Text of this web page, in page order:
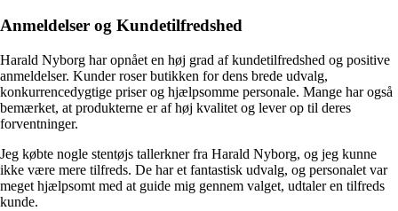
Anmeldelser og Kundetilfredshed
Harald Nyborg har opnået en høj grad af kundetilfredshed og positive
anmeldelser. Kunder roser butikken for dens brede udvalg,
konkurrencedygtige priser og hjælpsomme personale. Mange har også
bemærket, at produkterne er af høj kvalitet og lever op til deres
forventninger.
Jeg købte nogle stentøjs tallerkner fra Harald Nyborg, og jeg kunne
ikke være mere tilfreds. De har et fantastisk udvalg, og personalet var
meget hjælpsomt med at guide mig gennem valget, udtaler en tilfreds
kunde.